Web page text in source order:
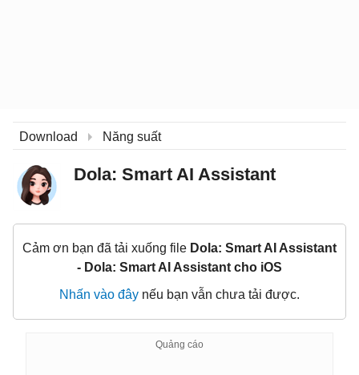
Download Năng suất
Dola: Smart AI Assistant
Cảm ơn bạn đã tải xuống file Dola: Smart AI Assistant
- Dola: Smart AI Assistant cho iOS
Nhấn vào đây nếu bạn vẫn chưa tải được.